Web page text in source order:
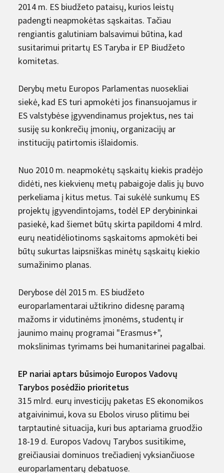
2014 m. ES biudžeto pataisų, kurios leistų
padengti neapmokėtas sąskaitas. Tačiau
rengiantis galutiniam balsavimui būtina, kad
susitarimui pritartų ES Taryba ir EP Biudžeto
komitetas.
Derybų metu Europos Parlamentas nuosekliai
siekė, kad ES turi apmokėti jos finansuojamus ir
ES valstybėse įgyvendinamus projektus, nes tai
susiję su konkrečių įmonių, organizacijų ar
institucijų patirtomis išlaidomis.
Nuo 2010 m. neapmokėtų sąskaitų kiekis pradėjo
didėti, nes kiekvienų metų pabaigoje dalis jų buvo
perkeliama į kitus metus. Tai sukėlė sunkumų ES
projektų įgyvendintojams, todėl EP derybininkai
pasiekė, kad šiemet būtų skirta papildomi 4 mlrd.
eurų neatidėliotinoms sąskaitoms apmokėti bei
būtų sukurtas laipsniškas minėtų sąskaitų kiekio
sumažinimo planas.
Derybose dėl 2015 m. ES biudžeto
europarlamentarai užtikrino didesnę paramą
mažoms ir vidutinėms įmonėms, studentų ir
jaunimo mainų programai "Erasmus+",
mokslinimas tyrimams bei humanitarinei pagalbai.
EP nariai aptars būsimojo Europos Vadovų
Tarybos posėdžio prioritetus
315 mlrd. eurų investicijų paketas ES ekonomikos
atgaivinimui, kova su Ebolos viruso plitimu bei
tarptautinė situacija, kuri bus aptariama gruodžio
18-19 d. Europos Vadovų Tarybos susitikime,
greičiausiai dominuos trečiadienį vyksiančiuose
europarlamentarų debatuose.